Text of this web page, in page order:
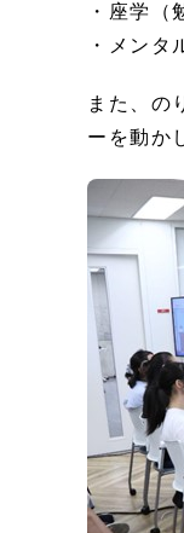
・座学（
・メンタ
また、の
ーを動か